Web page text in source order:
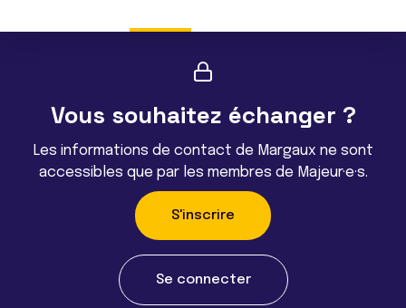
Vous souhaitez échanger ?
Les informations de contact de Margaux ne sont
accessibles que par les membres de Majeur·e·s.
S'inscrire
Se connecter